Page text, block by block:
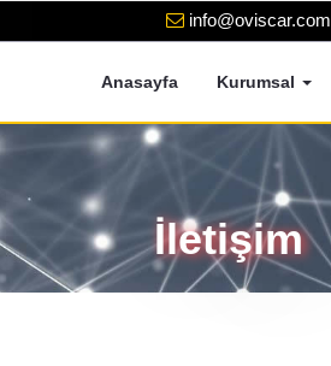
info@oviscar.com
Anasayfa Kurumsal
İletişim